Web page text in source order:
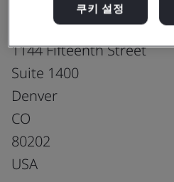
Gates Corporation
1144 Fifteenth Street
Suite 1400
Denver
CO
80202
USA
쿠키 설정